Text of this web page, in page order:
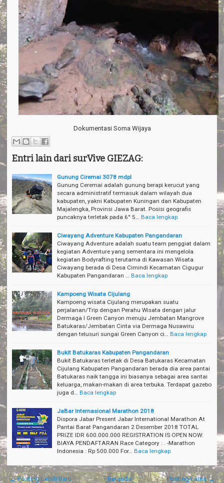
Dokumentasi Soma Wijaya
Entri lain dari surVive GIEZAG:
Gunung Ciremai 3078 mdpl
Gunung Ceremai adalah gunung berapi kerucut yang
secara administratif termasuk dalam wilayah dua
kabupaten, yakni Kabupaten Kuningan dan Kabupaten
Majalengka, Provinsi Jawa Barat. Posisi geografis
puncaknya terletak pada 6° 5… Baca lengkap
Ciwayang Adventure Kabupaten Pangandaran
Ciwayang Adventure adalah suatu team penggiat dalam
kegiatan Adventure yang sementara ini mengelola
kegiatan Bodyrafting terutama di Kawasan Wisata
Ciwayang berada di Desa Cimindi Kecamatan Cigugur
Kabupaten Pangandaran … Baca lengkap
Kampoeng Wisata Cijulang
Kampoeng wisata Cijulang merupakan suatu
perjalanan/Trip dengan Perahu Wisata dengan jalur
Dermaga I Green Canyon menuju Jembatan Mangrove
Batukaras/Jembatan Cinta via Dermaga Nusawiru
dengan telusuri sungai Green Canyon ci… Baca lengkap
Bukit Batukaras Kabupaten Pangandaran
Bukit Batukaras terletak di Desa Batukaras Kecamatan
Cijulang Kabupaten Pangandaran berada dia area pantai
Batukaras naik tangga ini biasanya sebagai area santai
keluarga, makan-makan di area terbuka. Terdapat gazebo
juga d… Baca lengkap
JaBar Internasional Marathon 2018
Dispora Jabar Present Jabar International Marathon At
Pantai Barat Pangandaran 2 Desember 2018 TOTAL
PRIZE IDR 600.000.000 REGISTRATION IS OPEN NOW:
BIAYA PENDAFTARAN Race Category : . -Marathon
Indonesia : Rp 500.000 For… Baca lengkap
← Posting Lebih Baru Posting Lama →
Beranda